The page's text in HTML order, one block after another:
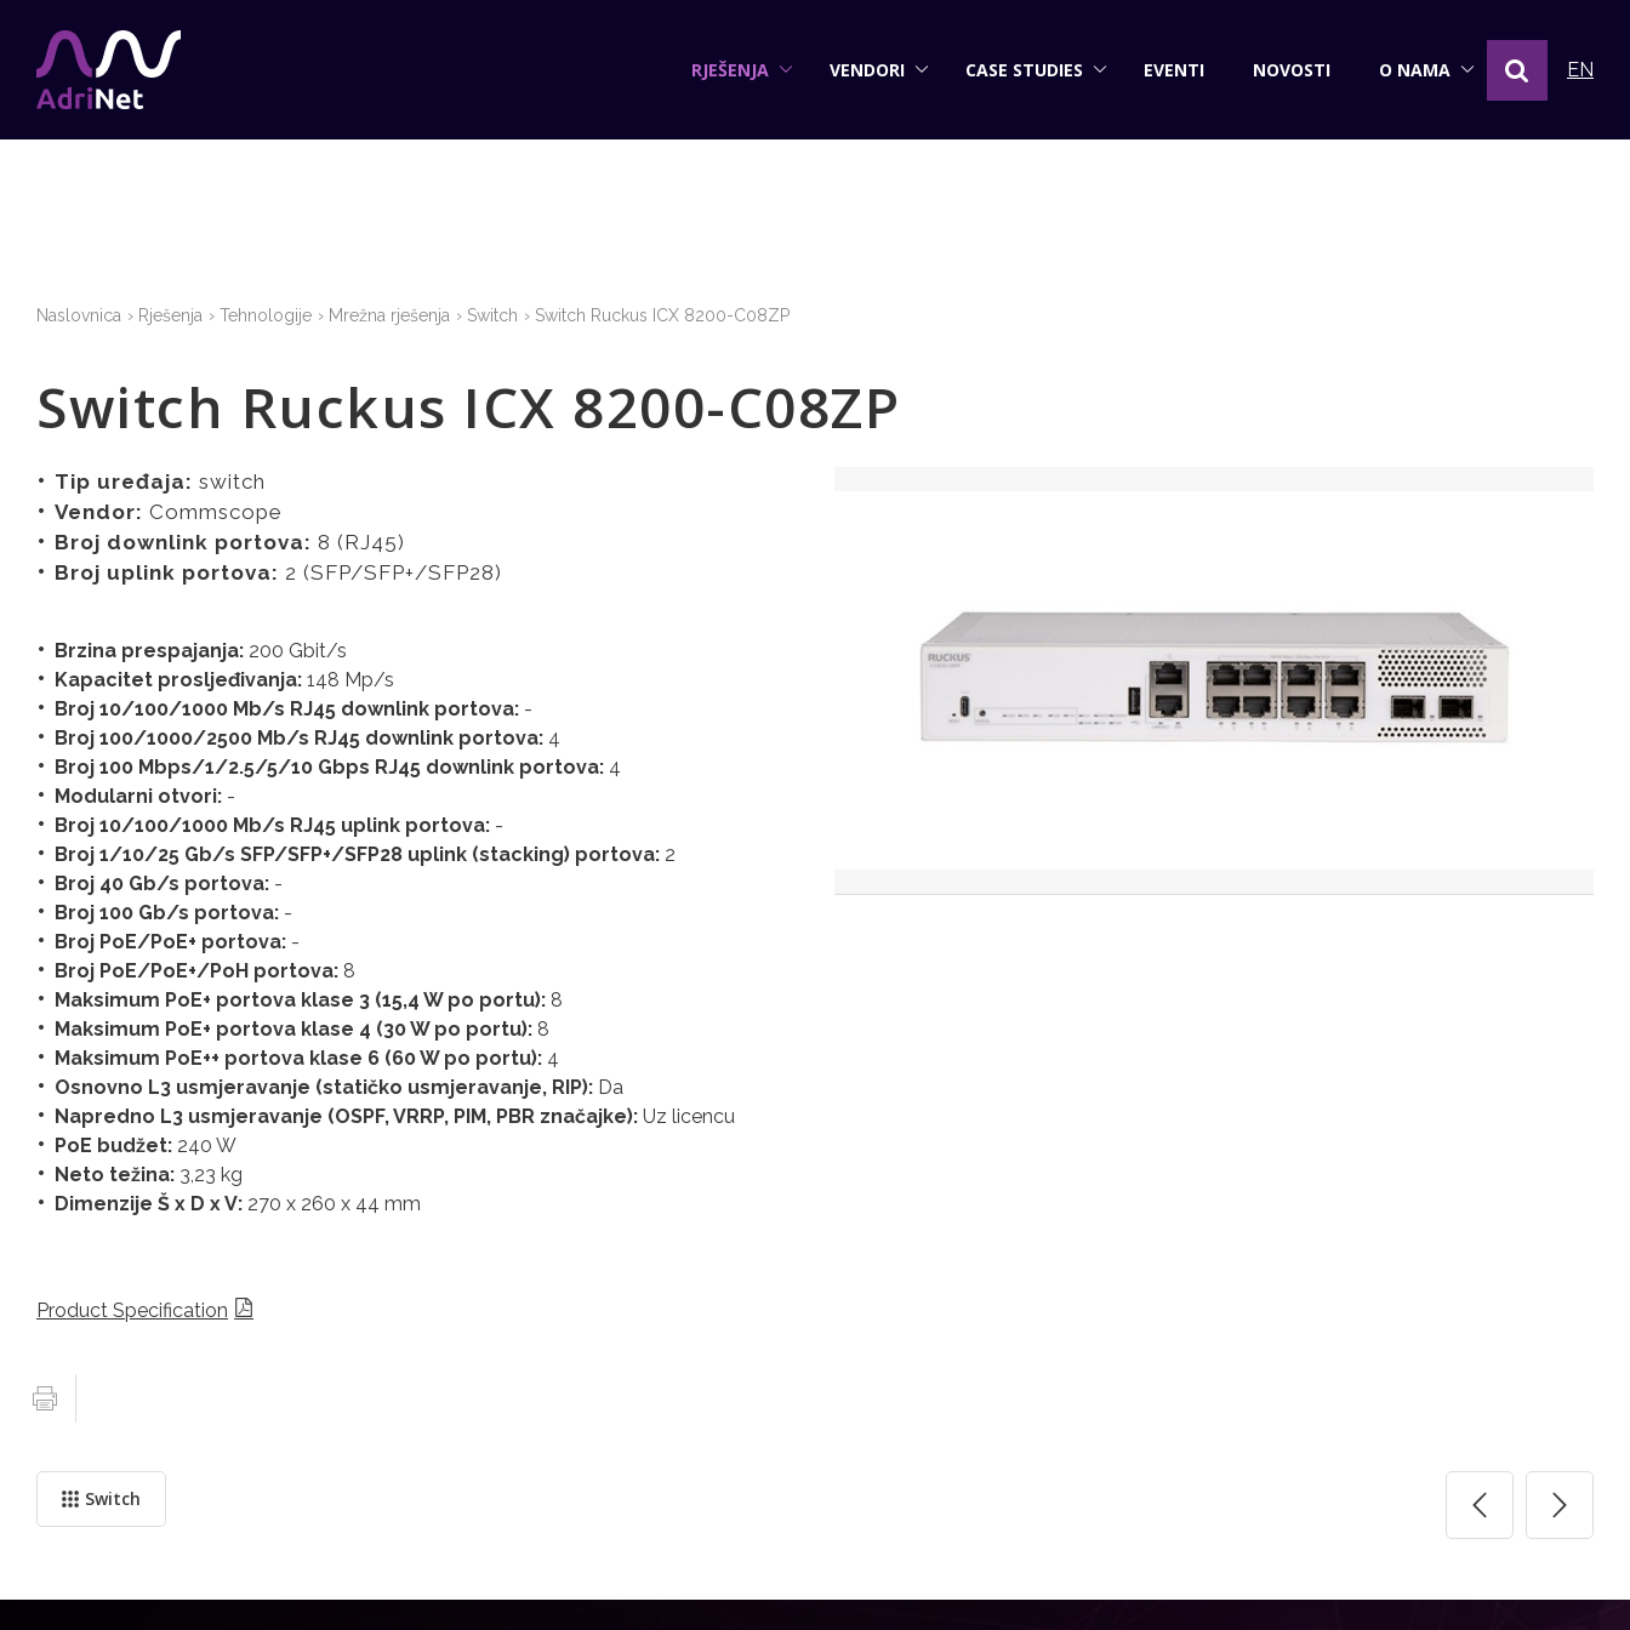
RJEŠENJA VENDORI CASE STUDIES EVENTI NOVOSTI O NAMA EN
Naslovnica Rješenja Tehnologije Mrežna rješenja Switch Switch Ruckus ICX 8200-C08ZP
Switch Ruckus ICX 8200-C08ZP
Tip uređaja: switch
Vendor: Commscope
Broj downlink portova: 8 (RJ45)
Broj uplink portova: 2 (SFP/SFP+/SFP28)
Brzina prespajanja: 200 Gbit/s
Kapacitet prosljeđivanja: 148 Mp/s
Broj 10/100/1000 Mb/s RJ45 downlink portova: -
Broj 100/1000/2500 Mb/s RJ45 downlink portova: 4
Broj 100 Mbps/1/2.5/5/10 Gbps RJ45 downlink portova: 4
Modularni otvori: -
Broj 10/100/1000 Mb/s RJ45 uplink portova: -
Broj 1/10/25 Gb/s SFP/SFP+/SFP28 uplink (stacking) portova: 2
Broj 40 Gb/s portova: -
Broj 100 Gb/s portova: -
Broj PoE/PoE+ portova: -
Broj PoE/PoE+/PoH portova: 8
Maksimum PoE+ portova klase 3 (15,4 W po portu): 8
Maksimum PoE+ portova klase 4 (30 W po portu): 8
Maksimum PoE++ portova klase 6 (60 W po portu): 4
Osnovno L3 usmjeravanje (statičko usmjeravanje, RIP): Da
Napredno L3 usmjeravanje (OSPF, VRRP, PIM, PBR značajke): Uz licencu
PoE budžet: 240 W
Neto težina: 3,23 kg
Dimenzije Š x D x V: 270 x 260 x 44 mm
Product Specification
Switch